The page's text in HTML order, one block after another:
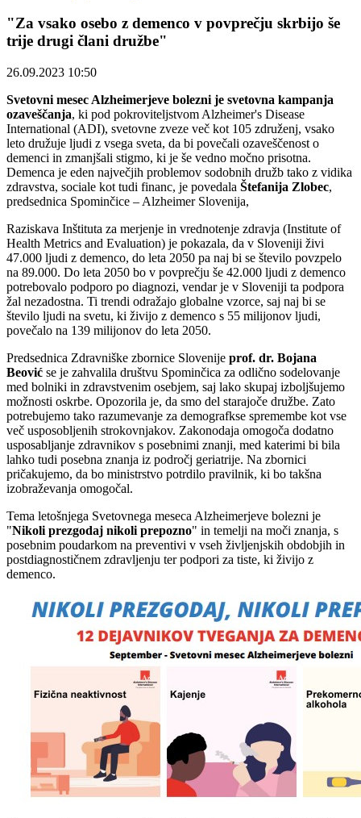
"Za vsako osebo z demenco v povprečju skrbijo še
trije drugi člani družbe"
26.09.2023 10:50
Svetovni mesec Alzheimerjeve bolezni je svetovna kampanja
ozaveščanja, ki pod pokroviteljstvom Alzheimer's Disease
International (ADI), svetovne zveze več kot 105 združenj, vsako
leto družuje ljudi z vsega sveta, da bi povečali ozaveščenost o
demenci in zmanjšali stigmo, ki je še vedno močno prisotna.
Demenca je eden največjih problemov sodobnih družb tako z vidika
zdravstva, sociale kot tudi financ, je povedala Štefanija Zlobec,
predsednica Spominčice – Alzheimer Slovenija,
Raziskava Inštituta za merjenje in vrednotenje zdravja (Institute of
Health Metrics and Evaluation) je pokazala, da v Sloveniji živi
47.000 ljudi z demenco, do leta 2050 pa naj bi se število povzpelo
na 89.000. Do leta 2050 bo v povprečju še 42.000 ljudi z demenco
potrebovalo podporo po diagnozi, vendar je v Sloveniji ta podpora
žal nezadostna. Ti trendi odražajo globalne vzorce, saj naj bi se
število ljudi na svetu, ki živijo z demenco s 55 milijonov ljudi,
povečalo na 139 milijonov do leta 2050.
Predsednica Zdravniške zbornice Slovenije prof. dr. Bojana
Beović se je zahvalila društvu Spominčica za odlično sodelovanje
med bolniki in zdravstvenim osebjem, saj lako skupaj izboljšujemo
možnosti oskrbe. Opozorila je, da smo del starajoče družbe. Zato
potrebujemo tako razumevanje za demografkse spremembe kot vse
več usposobljenih strokovnjakov. Zakonodaja omogoča dodatno
usposabljanje zdravnikov s posebnimi znanji, med katerimi bi bila
lahko tudi posebna znanja iz področj geriatrije. Na zbornici
pričakujemo, da bo ministrstvo potrdilo pravilnik, ki bo takšna
izobraževanja omogočal.
Tema letošnjega Svetovnega meseca Alzheimerjeve bolezni je
"Nikoli prezgodaj nikoli prepozno" in temelji na moči znanja, s
posebnim poudarkom na preventivi v vseh življenjskih obdobjih in
postdiagnostičnem zdravljenju ter podpori za tiste, ki živijo z
demenco.